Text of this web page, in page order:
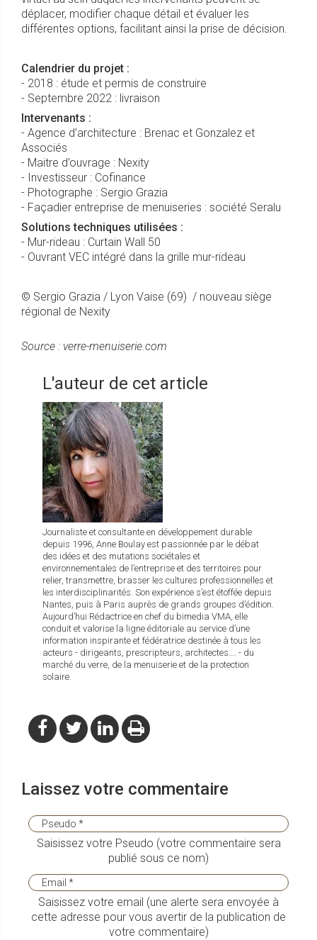
déplacer, modifier chaque détail et évaluer les
différentes options, facilitant ainsi la prise de décision.
Calendrier du projet :
- 2018 : étude et permis de construire
- Septembre 2022 : livraison
Intervenants :
- Agence d’architecture : Brenac et Gonzalez et
Associés
- Maitre d’ouvrage : Nexity
- Investisseur : Cofinance
- Photographe : Sergio Grazia
- Façadier entreprise de menuiseries : société Seralu
Solutions techniques utilisées :
- Mur-rideau : Curtain Wall 50
- Ouvrant VEC intégré dans la grille mur-rideau
© Sergio Grazia / Lyon Vaise (69) / nouveau siège
régional de Nexity
Source : verre-menuiserie.com
L'auteur de cet article
Journaliste et consultante en développement durable
depuis 1996, Anne Boulay est passionnée par le débat
des idées et des mutations sociétales et
environnementales de l’entreprise et des territoires pour
relier, transmettre, brasser les cultures professionnelles et
les interdisciplinarités. Son expérience s’est étoffée depuis
Nantes, puis à Paris auprès de grands groupes d’édition.
Aujourd’hui Rédactrice en chef du bimedia VMA, elle
conduit et valorise la ligne éditoriale au service d’une
information inspirante et fédératrice destinée à tous les
acteurs - dirigeants, prescripteurs, architectes…. - du
marché du verre, de la menuiserie et de la protection
solaire.
Laissez votre commentaire
Saisissez votre Pseudo (votre commentaire sera
publié sous ce nom)
Saisissez votre email (une alerte sera envoyée à
cette adresse pour vous avertir de la publication de
votre commentaire)